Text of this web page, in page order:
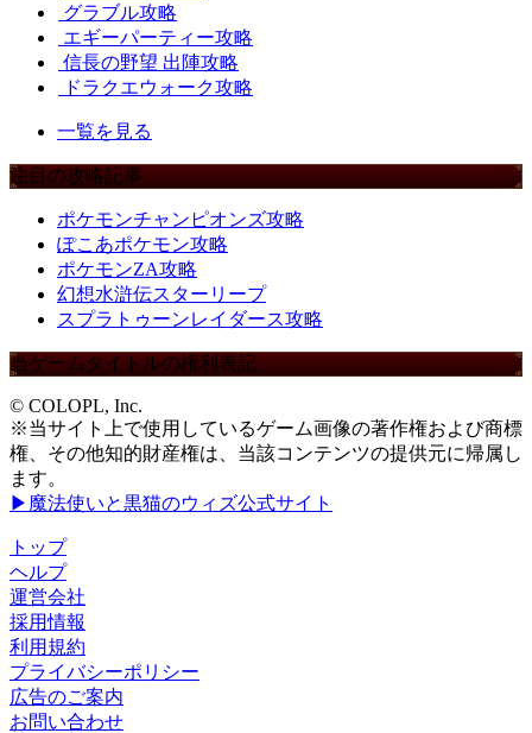
グラブル攻略
エギーパーティー攻略
信長の野望 出陣攻略
ドラクエウォーク攻略
一覧を見る
注目の攻略記事
ポケモンチャンピオンズ攻略
ぽこあポケモン攻略
ポケモンZA攻略
幻想水滸伝スターリープ
スプラトゥーンレイダース攻略
当ゲームタイトルの権利表記
© COLOPL, Inc.
※当サイト上で使用しているゲーム画像の著作権および商標
権、その他知的財産権は、当該コンテンツの提供元に帰属し
ます。
▶魔法使いと黒猫のウィズ公式サイト
トップ
ヘルプ
運営会社
採用情報
利用規約
プライバシーポリシー
広告のご案内
お問い合わせ